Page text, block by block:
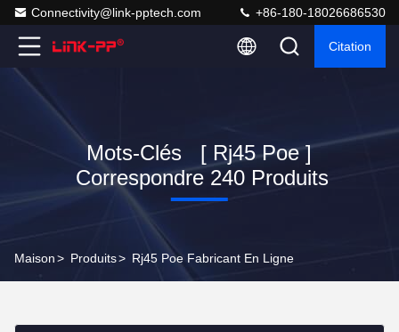
Connectivity@link-pptech.com +86-180-18026686530
Citation
Mots-Clés [ Rj45 Poe ]
Correspondre 240 Produits
Maison> Produits> Rj45 Poe Fabricant En Ligne